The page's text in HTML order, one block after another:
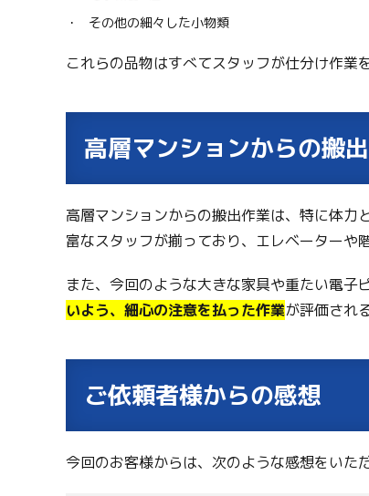
その他の細々した小物類
これらの品物はすべてスタッフが仕分け作業
高層マンションからの搬
高層マンションからの搬出作業は、特に体力
富なスタッフが揃っており、エレベーターや
また、今回のような大きな家具や重たい電子
いよう、細心の注意を払った作業が評価され
ご依頼者様からの感想
今回のお客様からは、次のような感想をいた